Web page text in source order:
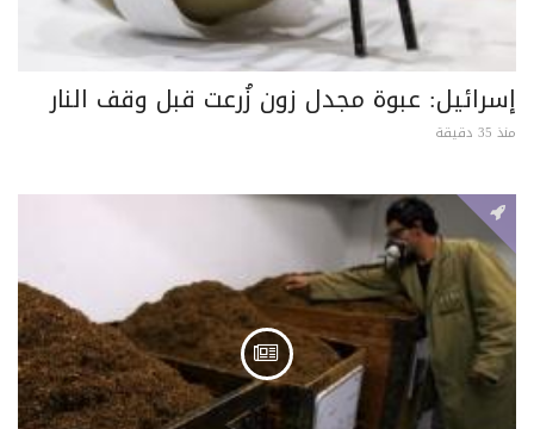
إسرائيل: عبوة مجدل زون زُرعت قبل وقف النار
منذ 35 دقيقة